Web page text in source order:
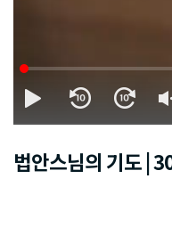
법안스님의 기도 |